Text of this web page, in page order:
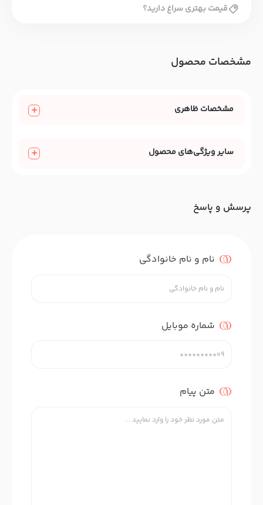
قیمت بهتری سراغ دارید؟
مشخصات محصول
مشخصات ظاهری
سایر ویژگی‌های محصول
پرسش و پاسخ
نام و نام خانوادگی
شماره موبایل
متن پیام